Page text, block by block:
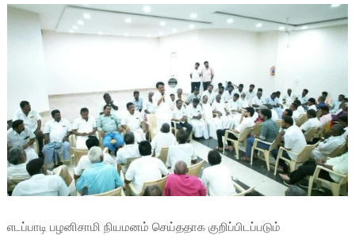
எடப்பாடி பழனிசாமி நியமனம் செய்ததாக குறிப்பிடப்படும்